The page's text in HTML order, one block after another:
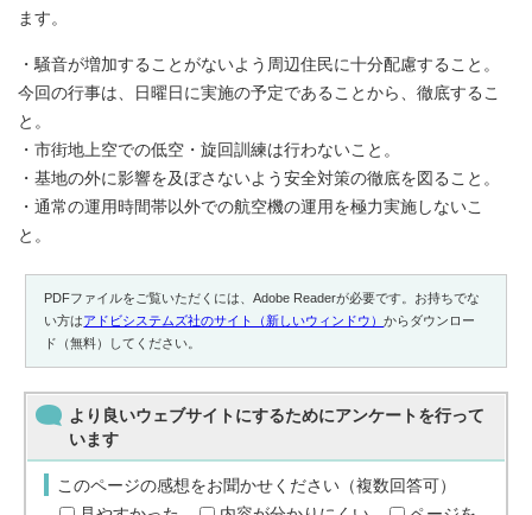
ます。
・騒音が増加することがないよう周辺住民に十分配慮すること。
今回の行事は、日曜日に実施の予定であることから、徹底するこ
と。
・市街地上空での低空・旋回訓練は行わないこと。
・基地の外に影響を及ぼさないよう安全対策の徹底を図ること。
・通常の運用時間帯以外での航空機の運用を極力実施しないこ
と。
PDFファイルをご覧いただくには、Adobe Readerが必要です。お持ちでな
い方はアドビシステムズ社のサイト（新しいウィンドウ）からダウンロー
ド（無料）してください。
より良いウェブサイトにするためにアンケートを行って
います
このページの感想をお聞かせください（複数回答可）